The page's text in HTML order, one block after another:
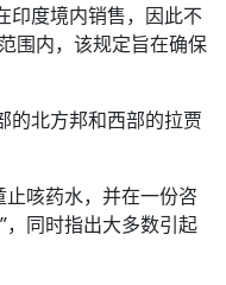
印度境内销售，因此不
围内，该规定旨在确保
的北方邦和西部的拉贾
止咳药水，并在一份咨
，同时指出大多数引起